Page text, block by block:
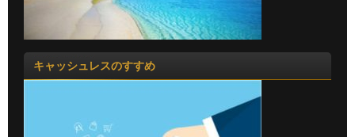
キャッシュレスのすすめ